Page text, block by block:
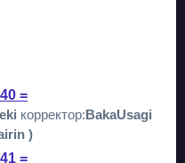
=
корректор:BakaUsagi
)
=